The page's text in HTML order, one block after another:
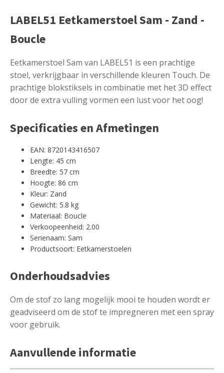
LABEL51 Eetkamerstoel Sam - Zand -
Boucle
Eetkamerstoel Sam van LABEL51 is een prachtige
stoel, verkrijgbaar in verschillende kleuren Touch. De
prachtige blokstiksels in combinatie met het 3D effect
door de extra vulling vormen een lust voor het oog!
Specificaties en Afmetingen
EAN: 8720143416507
Lengte: 45 cm
Breedte: 57 cm
Hoogte: 86 cm
Kleur: Zand
Gewicht: 5.8 kg
Materiaal: Boucle
Verkoopeenheid: 2.00
Serienaam: Sam
Productsoort: Eetkamerstoelen
Onderhoudsadvies
Om de stof zo lang mogelijk mooi te houden wordt er
geadviseerd om de stof te impregneren met een spray
voor gebruik.
Aanvullende informatie